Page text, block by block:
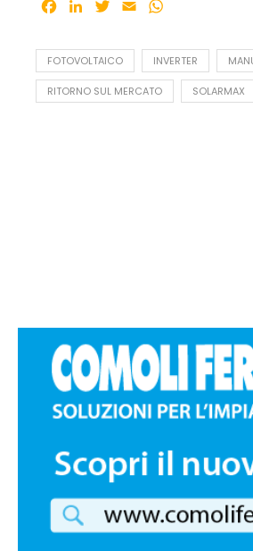
Facebook
LinkedInTwitter
Email
FOTOVOLTAICO INVERTER
RITORNO SUL MERCATO SOLARMAX